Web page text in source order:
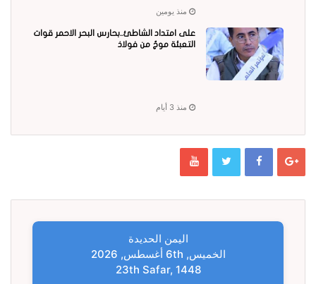
منذ يومين
على امتداد الشاطئ..بحارس البحر الاحمر قوات
التعبئة موجٌ من فولاذ
منذ 3 أيام
اليمن الحديدة
الخميس, 6th أغسطس, 2026
23th Safar, 1448